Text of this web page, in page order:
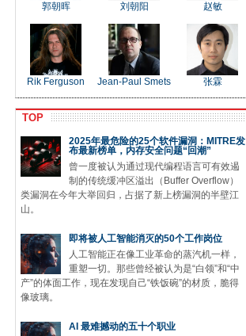
郭朝晖 刘朝阳 赵敏
Rik Ferguson Jean-Paul Smets 张霖
TOP
2025年最危险的25个软件漏洞：MITRE发
布最新榜单，内存安全问题“回潮”
曾一度被认为通过现代编程语言可有效遏
制的传统缓冲区溢出（Buffer Overflow）
类漏洞在今年大举回归，占据了新上榜漏洞的半壁江
山。
即将被人工智能消灭的50个工作岗位
人工智能正在像工业革命的蒸汽机一样，
重塑一切。那些曾经被认为是“白领”和“中
产”的体面工作，现在发现自己“铁饭碗”的材质，脆得
像玻璃。
AI 最难撼动的五十个职业